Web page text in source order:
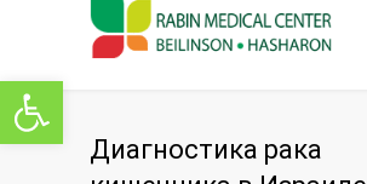
Открыть панель инструментов
Диагностика рака